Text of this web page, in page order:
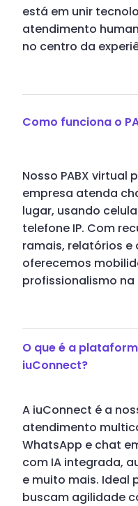
está em unir
atendimento
no centro da
Como funciona o
Nosso PABX virtual
empresa atenda
lugar, usando
telefone IP. Com
ramais, relatórios e
oferecemos
profissionalismo
O que é a
iuConnect?
A iuConnect é a
atendimento
WhatsApp e chat
com IA integrada,
e muito mais. Ideal
buscam agilidade